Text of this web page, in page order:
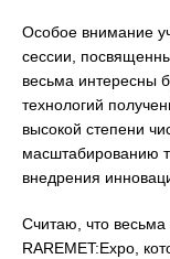
Особое внимание
сессии,
весьма интересны
технологий
высокой степени
масштабированию
внедрения
Считаю, что весьма
RAREMET:Expo,